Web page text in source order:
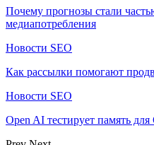
Почему прогнозы стали
медиапотребления
Новости SEO
Как рассылки помогают
Новости SEO
Open AI тестирует память для